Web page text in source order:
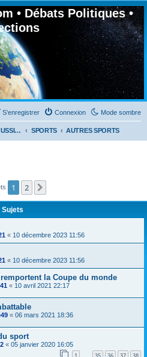
• Débats Politiques •
Mode sombre
Connexion
S’enregistrer
:: FORUMS DISCUSSION GÉNÉRALES SPORTS AUTRES SPORTS
1 2
Sujets
« 10 décembre 2023 11:56
« 10 décembre 2023 11:56
la Coupe du monde
« 10 avril 2021 22:17
« 06 mars 2021 18:36
sport
« 05 janvier 2020 16:05
1 35 36 37 38